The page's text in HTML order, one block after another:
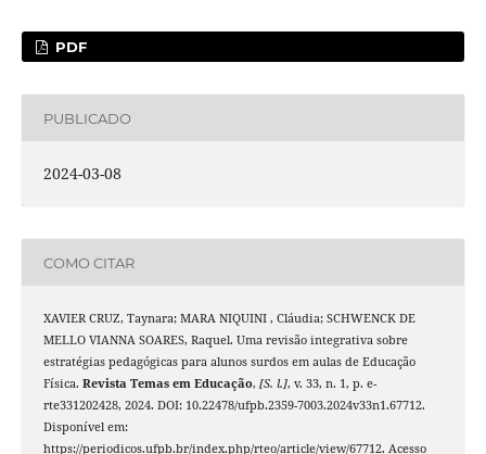
PDF
PUBLICADO
2024-03-08
COMO CITAR
XAVIER CRUZ, Taynara; MARA NIQUINI , Cláudia; SCHWENCK DE
MELLO VIANNA SOARES, Raquel. Uma revisão integrativa sobre
estratégias pedagógicas para alunos surdos em aulas de Educação
Física. Revista Temas em Educação, [S. l.], v. 33, n. 1, p. e-
rte331202428, 2024. DOI: 10.22478/ufpb.2359-7003.2024v33n1.67712.
Disponível em:
https://periodicos.ufpb.br/index.php/rteo/article/view/67712. Acesso